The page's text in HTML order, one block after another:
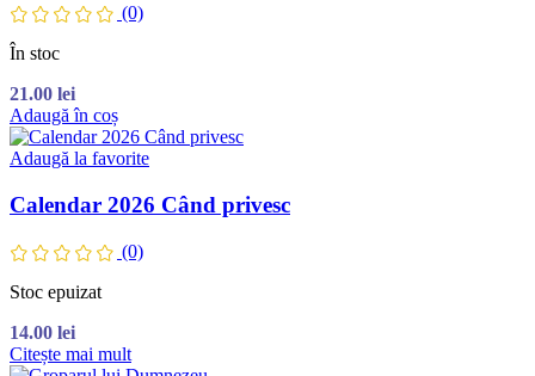
(0)
În stoc
21.00 lei
Adaugă în coș
Adaugă la favorite
Calendar 2026 Când privesc
(0)
Stoc epuizat
14.00 lei
Citește mai mult